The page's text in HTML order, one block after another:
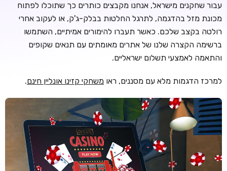
מדריכי קזינו
מונדיאל 2026 הימורים
בלאקג'ק אונליין
וידאו פוקר
בונוסים בקזינו אונליין
קזינו קריפטו
טורנירי קזינו
עבור שחקנים מישראל, אנחנו מקבצים כותרים כך שתוכלו לפתוח
מכונת מזל בהדגמה, לתרגל החלטות בבלק-ג'ק, או לעקוב אחרי
רולטה בקצב שלכם. כאשר תעברו להימורים אמיתיים, השתמשו
ברשימה הקצרה שלנו של אתרים מאומתים עם תנאים שקופים
והתאמה לאמצעי תשלום ישראליים.
למרכז הדגמות מלא עם מסננים, ראו משחקי קזינו אונליין חינם.